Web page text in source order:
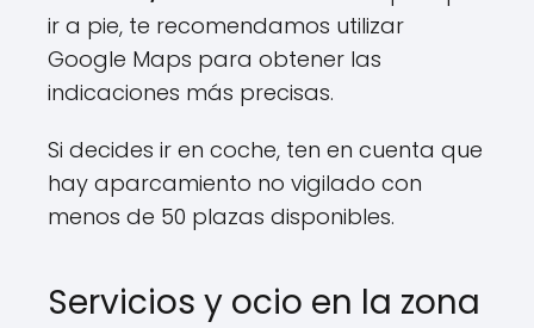
ir a pie, te recomendamos utilizar
Google Maps para obtener las
indicaciones más precisas.
Si decides ir en coche, ten en cuenta que
hay aparcamiento no vigilado con
menos de 50 plazas disponibles.
Servicios y ocio en la zona